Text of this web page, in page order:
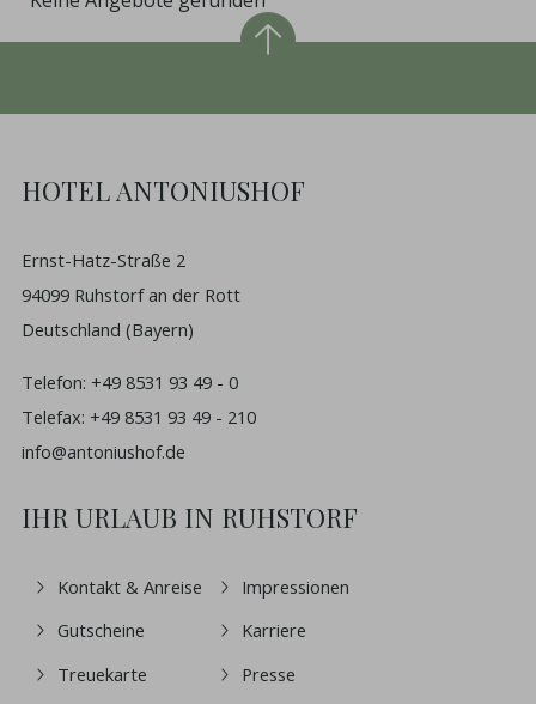
HOTEL ANTONIUSHOF
Ernst-Hatz-Straße 2
94099 Ruhstorf an der Rott
Deutschland (Bayern)
Telefon:+49 8531 93 49 - 0
Telefax: +49 8531 93 49 - 210
info@antoniushof.de
IHR URLAUB IN RUHSTORF
Kontakt & Anreise
Gutscheine
Treuekarte
Impressionen
Karriere
Presse